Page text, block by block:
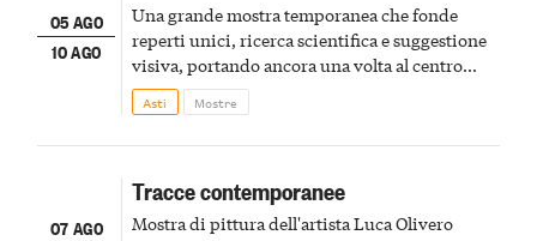
05 AGO
10 AGO
Una grande mostra temporanea che fonde
reperti unici, ricerca scientifica e suggestione
visiva, portando ancora una volta al centro
della scena le meraviglie del passato astigiano
Asti Mostre
07 AGO
Tracce contemporanee
Mostra di pittura dell'artista Luca Olivero